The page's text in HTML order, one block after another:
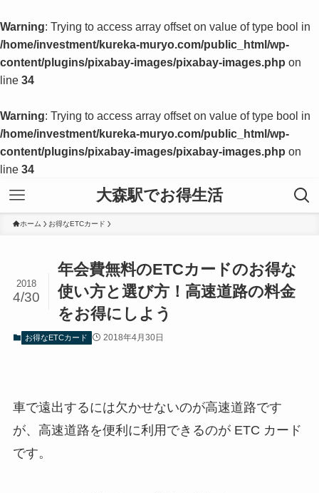
Warning: Trying to access array offset on value of type bool in
/home/investment/kureka-muryo.com/public_html/wp-
content/plugins/pixabay-images/pixabay-images.php on
line 34
Warning: Trying to access array offset on value of type bool in
/home/investment/kureka-muryo.com/public_html/wp-
content/plugins/pixabay-images/pixabay-images.php on
line 34
大森駅でお得生活
ホーム お得なETCカード
年会費無料のETCカードのお得な
使い方と選び方！高速道路の料金
をお得にしよう
2018
4/30
お得なETCカード 2018年4月30日
車で遠出するには欠かせないのが高速道路です
が、高速道路を便利に利用できるのが ETC カード
です。